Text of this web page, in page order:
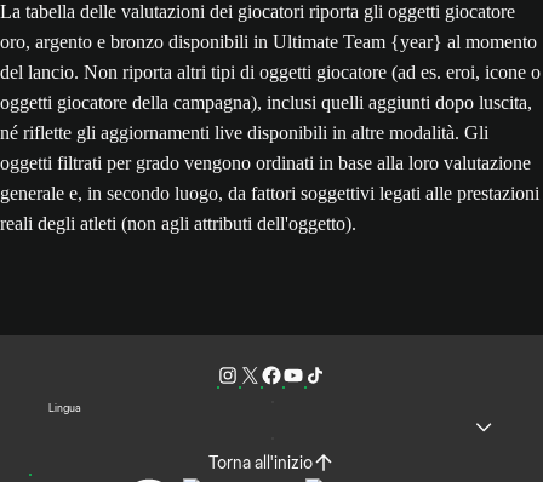
La tabella delle valutazioni dei giocatori riporta gli oggetti giocatore
oro, argento e bronzo disponibili in Ultimate Team {year} al momento
del lancio. Non riporta altri tipi di oggetti giocatore (ad es. eroi, icone o
oggetti giocatore della campagna), inclusi quelli aggiunti dopo luscita,
né riflette gli aggiornamenti live disponibili in altre modalità. Gli
oggetti filtrati per grado vengono ordinati in base alla loro valutazione
generale e, in secondo luogo, da fattori soggettivi legati alle prestazioni
reali degli atleti (non agli attributi dell'oggetto).
Lingua
Torna all'inizio